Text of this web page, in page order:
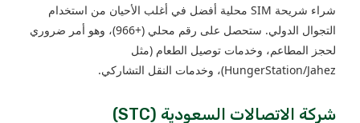
شراء شريحة SIM محلية أفضل في أغلب الأحيان من استخدام
التجوال الدولي. ستحصل على رقم محلي (+966)، وهو أمر ضروري
لحجز المطاعم، وخدمات توصيل الطعام (مثل
HungerStation/Jahez)، وخدمات النقل التشاركي.
شركة الاتصالات السعودية (STC)